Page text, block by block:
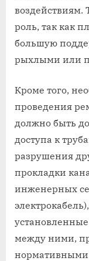
воздействиям.
роль, так как
большую
рыхлыми или
Кроме того,
проведения
должно быть
доступа к
разрушения
прокладки
инженерных
между ними,
нормативными